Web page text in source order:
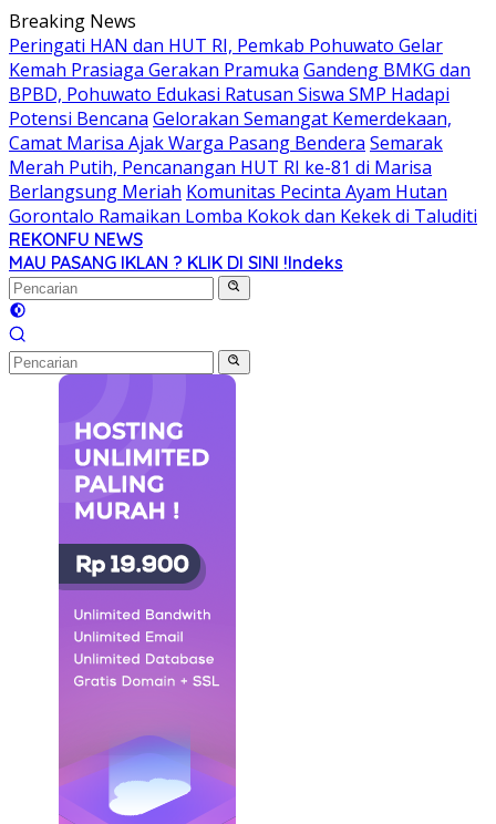
Langsung
ke
konten
Breaking News
Peringati HAN dan HUT RI, Pemkab Pohuwato Gelar
Kemah Prasiaga Gerakan Pramuka Gandeng BMKG dan
BPBD, Pohuwato Edukasi Ratusan Siswa SMP Hadapi
Potensi Bencana Gelorakan Semangat Kemerdekaan,
Camat Marisa Ajak Warga Pasang Bendera Semarak
Merah Putih, Pencanangan HUT RI ke-81 di Marisa
Berlangsung Meriah Komunitas Pecinta Ayam Hutan
Gorontalo Ramaikan Lomba Kokok dan Kekek di Taluditi
REKONFU NEWS
Tegas,
Berani
dan
Transparan
MAU PASANG IKLAN ? KLIK DI SINI !Indeks